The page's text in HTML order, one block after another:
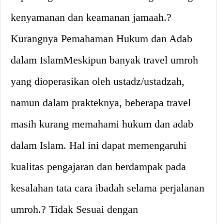
kenyamanan dan keamanan jamaah.?
Kurangnya Pemahaman Hukum dan Adab
dalam IslamMeskipun banyak travel umroh
yang dioperasikan oleh ustadz/ustadzah,
namun dalam prakteknya, beberapa travel
masih kurang memahami hukum dan adab
dalam Islam. Hal ini dapat memengaruhi
kualitas pengajaran dan berdampak pada
kesalahan tata cara ibadah selama perjalanan
umroh.? Tidak Sesuai dengan